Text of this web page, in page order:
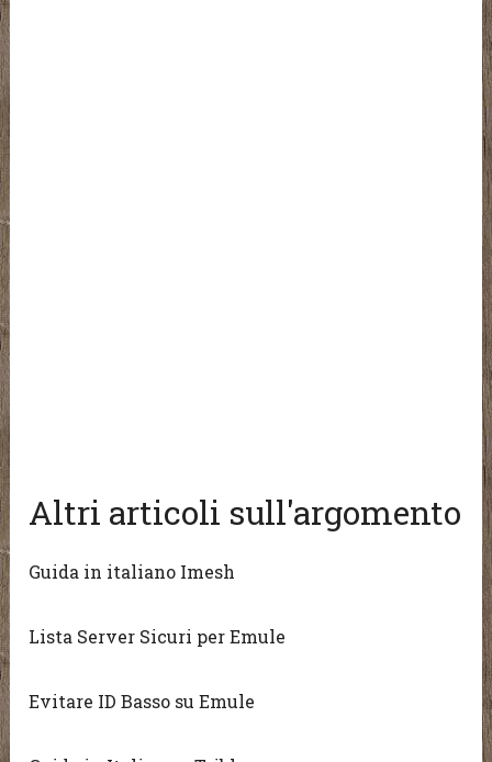
Altri articoli sull'argomento
Guida in italiano Imesh
Lista Server Sicuri per Emule
Evitare ID Basso su Emule